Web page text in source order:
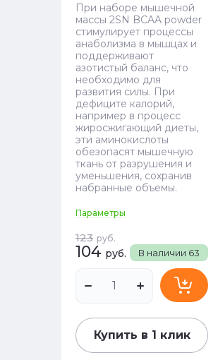
При наборе мышечной
массы 2SN BCAA powder
стимулирует процессы
анаболизма в мышцах и
поддерживают
азотистый баланс, что
необходимо для
развития силы. При
дефиците калорий,
например в процесс
жиросжигающий диеты,
эти аминокислоты
обезопасят мышечную
ткань от разрушения и
уменьшения, сохранив
набранные объемы.
Параметры
В наличии 63
123 руб.
104 руб.
Купить в 1 клик